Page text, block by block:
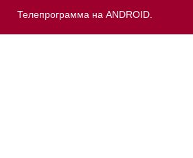
Телепрограмма на ANDROID.